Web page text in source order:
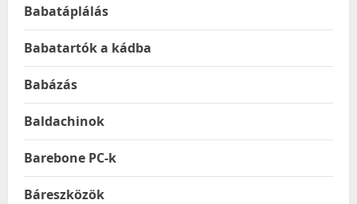
Babatáplálás
Babatartók a kádba
Babázás
Baldachinok
Barebone PC-k
Báreszközök